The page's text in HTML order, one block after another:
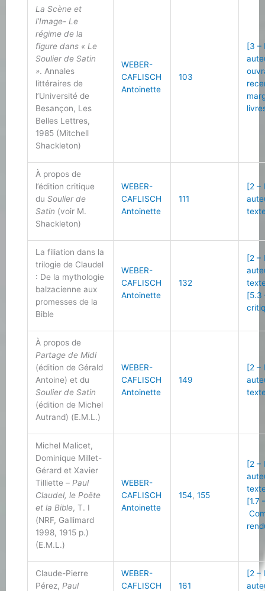
La Scène et
l’Image- Le
régime de la
figure dans « Le
Soulier de Satin
». Annales
littéraires de
l’Université de
Besançon, Les
Belles Lettres,
1985 (Mitchell
Shackleton)
WEBER-
CAFLISCH
Antoinette
103
[3 –
À propos de
l’édition critique
duSoulier de
Satin (voir M.
Shackleton)
WEBER-
CAFLISCH
Antoinette
111
[2 –
La filiation dans la
trilogie de Claudel
: De la mythologie
balzacienne aux
promesses de la
Bible
WEBER-
CAFLISCH
Antoinette
132
[2 –
[5.3
À propos de
Partage de Midi
(édition de Gérald
Antoine) et du
Soulier de Satin
(édition de Michel
Autrand) (E.M.L.)
WEBER-
CAFLISCH
Antoinette
149
[2 –
Michel Malicet,
Dominique Millet-
Gérard et Xavier
Tilliette – Paul
Claudel, le Poëte
et la Bible, T. I
(NRF, Gallimard
1998, 1915 p.)
(E.M.L.)
WEBER-
CAFLISCH
Antoinette
154,155
[2 –
[1.7
Claude-Pierre
Pérez, Paul
WEBER-
CAFLISCH
161
[2 –